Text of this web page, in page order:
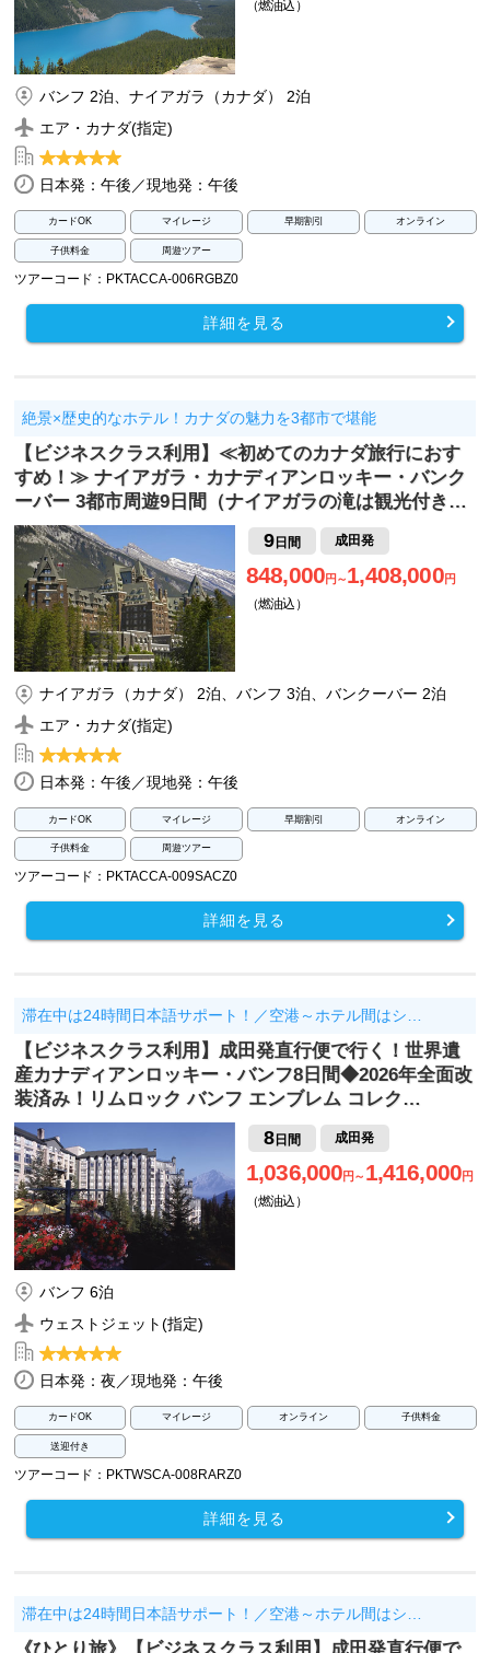
（燃油込）
バンフ 2泊、ナイアガラ（カナダ） 2泊
エア・カナダ(指定)
日本発：午後／現地発：午後
カードOK マイレージ 早期割引 オンライン
子供料金 周遊ツアー
ツアーコード：PKTACCA-006RGBZ0
詳細を見る
絶景×歴史的なホテル！カナダの魅力を3都市で堪能
【ビジネスクラス利用】≪初めてのカナダ旅行におす
すめ！≫ ナイアガラ・カナディアンロッキー・バンク
ーバー 3都市周遊9日間（ナイアガラの滝は観光付き…
9日間 成田発
848,000円～1,408,000円
（燃油込）
ナイアガラ（カナダ） 2泊、バンフ 3泊、バンクーバー 2泊
エア・カナダ(指定)
日本発：午後／現地発：午後
カードOK マイレージ 早期割引 オンライン
子供料金 周遊ツアー
ツアーコード：PKTACCA-009SACZ0
詳細を見る
滞在中は24時間日本語サポート！／空港～ホテル間はシ…
【ビジネスクラス利用】成田発直行便で行く！世界遺
産カナディアンロッキー・バンフ8日間◆2026年全面改
装済み！リムロック バンフ エンブレム コレク…
8日間 成田発
1,036,000円～ 1,416,000円
（燃油込）
バンフ 6泊
ウェストジェット(指定)
日本発：夜／現地発：午後
カードOK マイレージ オンライン 子供料金
送迎付き
ツアーコード：PKTWSCA-008RARZ0
詳細を見る
滞在中は24時間日本語サポート！／空港～ホテル間はシ…